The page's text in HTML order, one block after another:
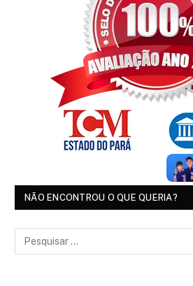
NÃO ENCONTROU O QUE QUERIA?